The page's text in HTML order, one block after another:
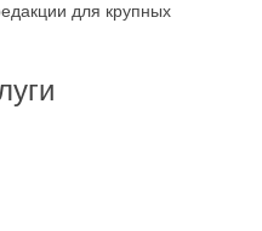
для крупных